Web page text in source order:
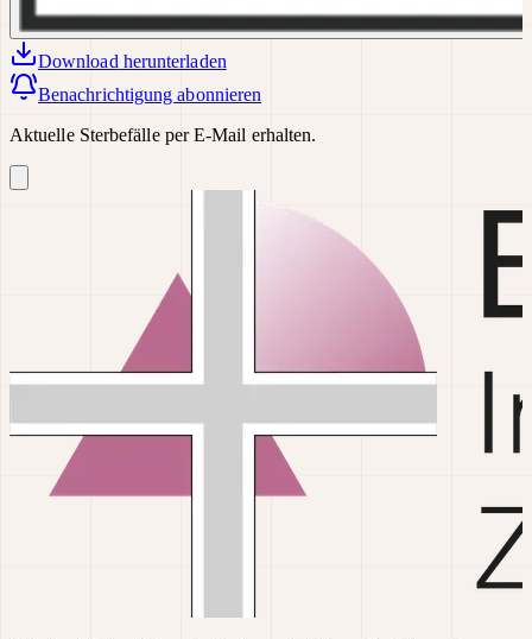
Download herunterladen
Benachrichtigung abonnieren
Aktuelle Sterbefälle per E-Mail erhalten.